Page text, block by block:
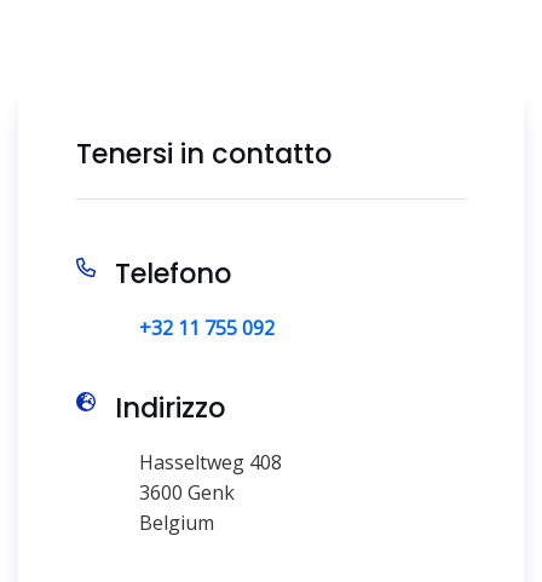
Tenersi in contatto
Telefono
+32 11 755 092
Indirizzo
Hasseltweg 408
3600 Genk
Belgium